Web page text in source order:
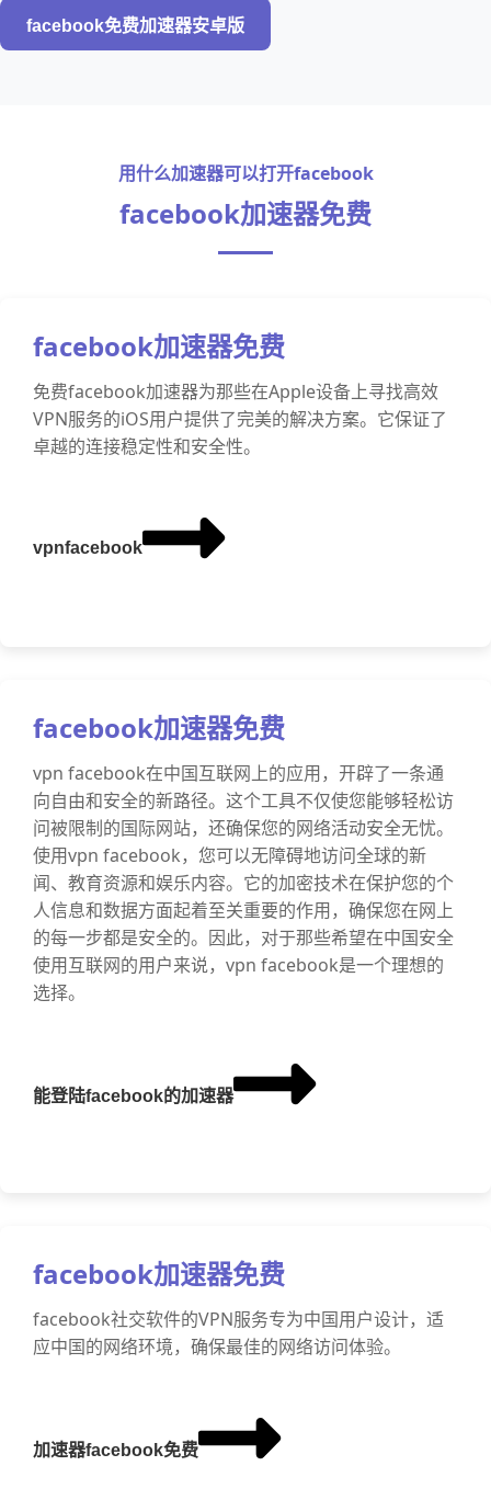
facebook免费加速器安卓版
用什么加速器可以打开facebook
facebook加速器免费
facebook加速器免费
免费facebook加速器为那些在Apple设备上寻找高效
VPN服务的iOS用户提供了完美的解决方案。它保证了
卓越的连接稳定性和安全性。
vpnfacebook
facebook加速器免费
vpn facebook在中国互联网上的应用，开辟了一条通
向自由和安全的新路径。这个工具不仅使您能够轻松访
问被限制的国际网站，还确保您的网络活动安全无忧。
使用vpn facebook，您可以无障碍地访问全球的新
闻、教育资源和娱乐内容。它的加密技术在保护您的个
人信息和数据方面起着至关重要的作用，确保您在网上
的每一步都是安全的。因此，对于那些希望在中国安全
使用互联网的用户来说，vpn facebook是一个理想的
选择。
能登陆facebook的加速器
facebook加速器免费
facebook社交软件的VPN服务专为中国用户设计，适
应中国的网络环境，确保最佳的网络访问体验。
加速器facebook免费